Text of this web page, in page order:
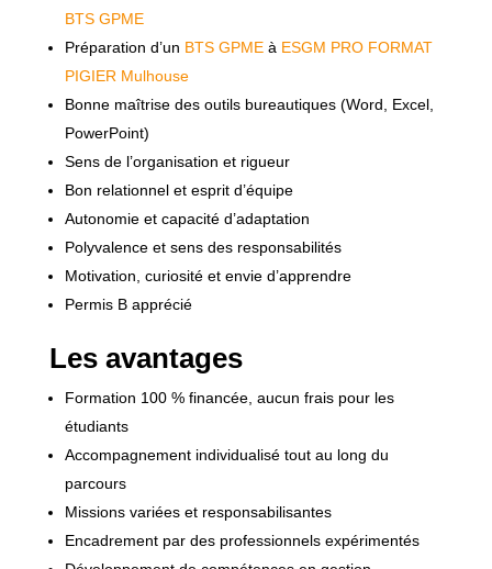
BTS GPME
Préparation d’un BTS GPMEà ESGM PRO FORMAT
PIGIER Mulhouse
Bonne maîtrise des outils bureautiques (Word, Excel,
PowerPoint)
Sens de l’organisation et rigueur
Bon relationnel et esprit d’équipe
Autonomie et capacité d’adaptation
Polyvalence et sens des responsabilités
Motivation, curiosité et envie d’apprendre
Permis B apprécié
Les avantages
Formation 100 % financée, aucun frais pour les
étudiants
Accompagnement individualisé tout au long du
parcours
Missions variées et responsabilisantes
Encadrement par des professionnels expérimentés